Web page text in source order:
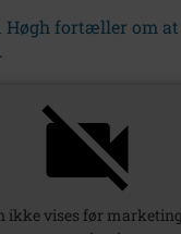
Høgh fortæller om
ikke vises før